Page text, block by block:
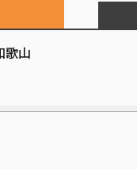
歌山